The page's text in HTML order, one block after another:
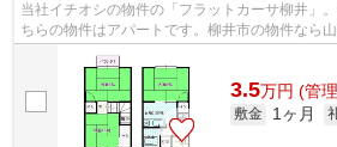
当社イチオシの物件の「フラットカーサ柳井」
ちらの物件はアパートです。柳井市の物件なら
3.5万円 (管
敷金 1ヶ月